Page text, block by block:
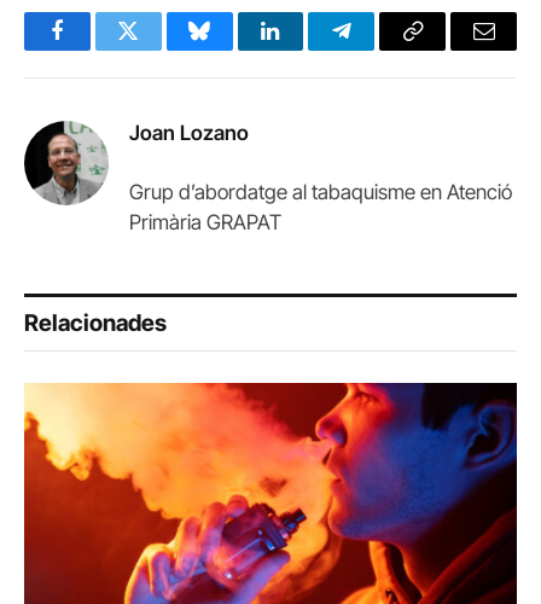
FacebookTwitter BlueskyLinkedInTelegramCopy
Email
Joan Lozano
Grup d’abordatge al tabaquisme en Atenció
Primària GRAPAT
Relacionades